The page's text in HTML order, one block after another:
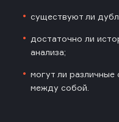
существуют ли
достаточно ли
анализа;
могут ли
между собой.